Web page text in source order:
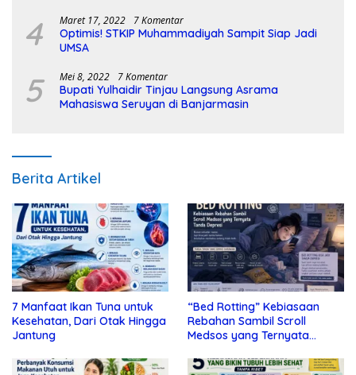
4 Maret 17, 2022 7 Komentar
Optimis! STKIP Muhammadiyah Sampit Siap Jadi
UMSA
5 Mei 8, 2022 7 Komentar
Bupati Yulhaidir Tinjau Langsung Asrama
Mahasiswa Seruyan di Banjarmasin
Berita Artikel
7 Manfaat Ikan Tuna untuk
Kesehatan, Dari Otak Hingga
Jantung
“Bed Rotting” Kebiasaan
Rebahan Sambil Scroll
Medsos yang Ternyata